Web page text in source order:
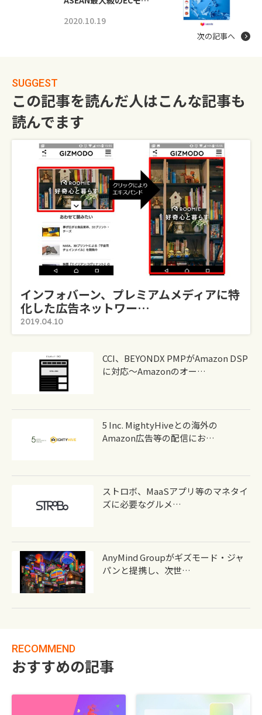
2020.10.19
次の記事へ
SUGGEST
この記事を読んだ人はこんな記事も
読んでます
インフォバーン、プレミアムメディアに特
化した広告ネットワー…
2019.04.10
CCI、BEYONDX PMPがAmazon DSP
に対応～Amazonのオー…
5 Inc. MightyHiveとの海外の
Amazon広告等の配信にお…
ストロボ、MaaSアプリ等のマネタイ
ズに必要なグルメ…
AnyMind Groupがギズモード・ジャ
パンと提携し、次世…
RECOMMEND
おすすめの記事